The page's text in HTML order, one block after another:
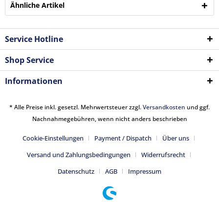
Ähnliche Artikel
Service Hotline
Shop Service
Informationen
* Alle Preise inkl. gesetzl. Mehrwertsteuer zzgl.Versandkosten und ggf.
Nachnahmegebühren, wenn nicht anders beschrieben
Cookie-Einstellungen Payment / Dispatch
Über uns
Versand und Zahlungsbedingungen
Widerrufsrecht
Datenschutz
AGB Impressum